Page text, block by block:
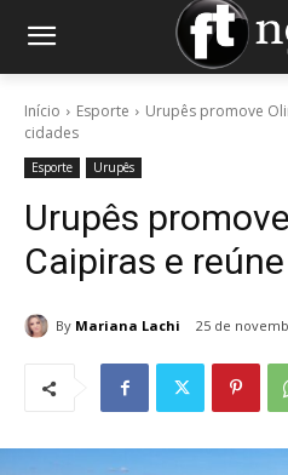
Início Esporte
Urupês promove
cidades
Esporte Urupês
Urupês
Caipiras e
By Mariana Lachi 25 de